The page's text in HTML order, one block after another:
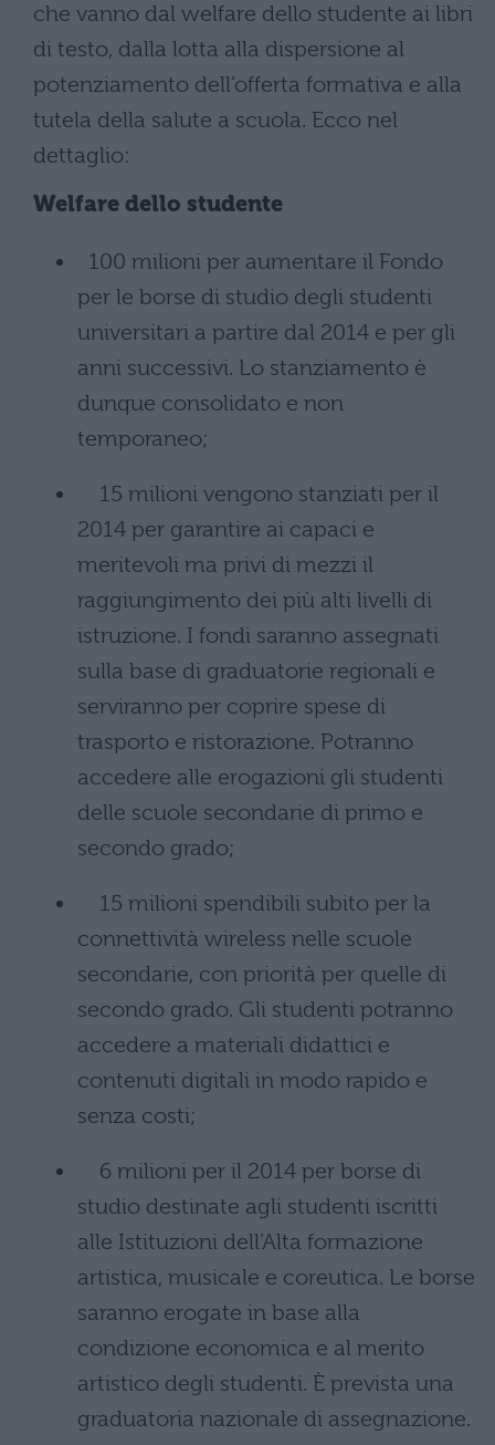
che vanno dal welfare dello studente ai libri
di testo, dalla lotta alla dispersione al
potenziamento dell’offerta formativa e alla
tutela della salute a scuola. Ecco nel
dettaglio:
Welfare dello studente
100 milioni per aumentare il Fondo
per le borse di studio degli studenti
universitari a partire dal 2014 e per gli
anni successivi. Lo stanziamento è
dunque consolidato e non
temporaneo;
15 milioni vengono stanziati per il
2014 per garantire ai capaci e
meritevoli ma privi di mezzi il
raggiungimento dei più alti livelli di
istruzione. I fondi saranno assegnati
sulla base di graduatorie regionali e
serviranno per coprire spese di
trasporto e ristorazione. Potranno
accedere alle erogazioni gli studenti
delle scuole secondarie di primo e
secondo grado;
15 milioni spendibili subito per la
connettività wireless nelle scuole
secondarie, con priorità per quelle di
secondo grado. Gli studenti potranno
accedere a materiali didattici e
contenuti digitali in modo rapido e
senza costi;
6 milioni per il 2014 per borse di
studio destinate agli studenti iscritti
alle Istituzioni dell’Alta formazione
artistica, musicale e coreutica. Le borse
saranno erogate in base alla
condizione economica e al merito
artistico degli studenti. È prevista una
graduatoria nazionale di assegnazione.